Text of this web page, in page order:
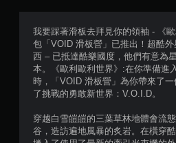
我要踩著滑板去拜見你的領袖 - 《
包「VOID 滑板營」已推出！超酷
西 – 已抵達酷樂國度，他們有意為
本。《歐利歐利世界》:在你準備進
時，「VOID 滑板營」為你帶來了
了挑戰的勇敢新世界：V.O.I.D。
穿越白雪皚皚的三葉草林地體會流
谷，造訪遍地風暴的炙岩。在橫穿